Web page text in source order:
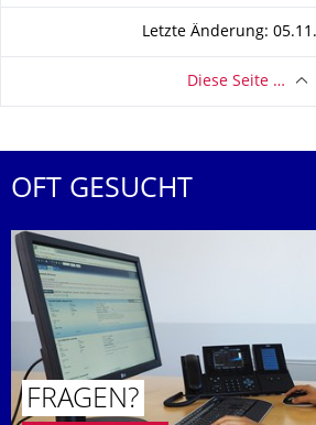
Letzte Änderung:
Diese Seite …
OFT GESUCHT
FRAGEN?